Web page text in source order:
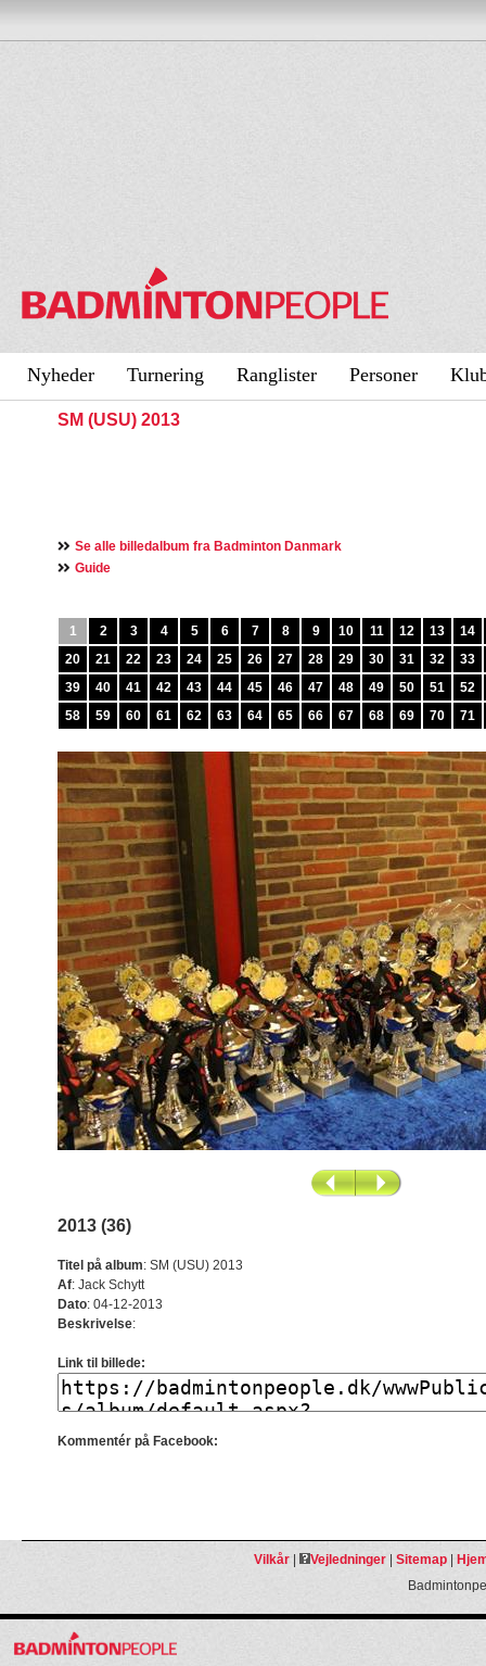
Nyheder Turnering Ranglister Personer
SM (USU) 2013
Se alle billedalbum fra Badminton Danmark
Guide
1 2 3 4 5 6 7 8 9 10 11 12 13
14
20
21 22 23 24 25 26 27 28 29 30 31 32
33
39
40 41 42 43 44 45 46 47 48 49 50 51
52
58
59 60 61 62 63 64 65 66 67 68 69 70 71
2013 (36)
Titel på album: SM (USU) 2013
Af: Jack Schytt
Dato: 04-12-2013
Beskrivelse:
Link til billede:
Kommentér på Facebook:
Vilkår| Vejledninger| Sitemap|